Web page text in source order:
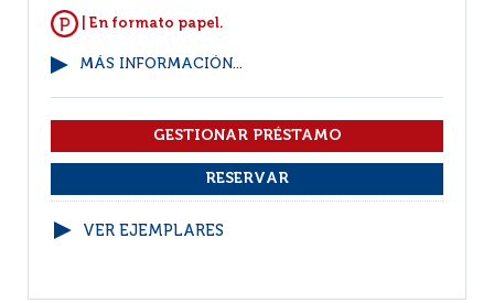
| En formato papel.
MÁS INFORMACIÓN...
VER EJEMPLARES